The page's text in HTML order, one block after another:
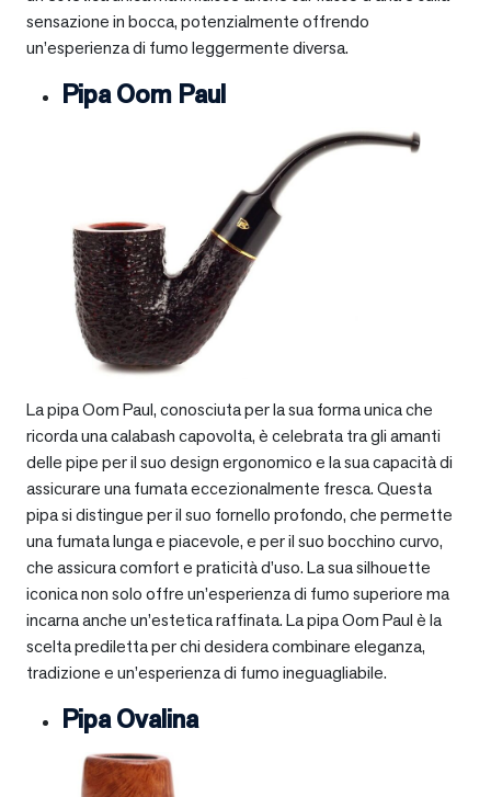
sensazione in bocca, potenzialmente offrendo
un’esperienza di fumo leggermente diversa.
Pipa Oom Paul
La pipa Oom Paul, conosciuta per la sua forma unica che
ricorda una calabash capovolta, è celebrata tra gli amanti
delle pipe per il suo design ergonomico e la sua capacità di
assicurare una fumata eccezionalmente fresca. Questa
pipa si distingue per il suo fornello profondo, che permette
una fumata lunga e piacevole, e per il suo bocchino curvo,
che assicura comfort e praticità d’uso. La sua silhouette
iconica non solo offre un’esperienza di fumo superiore ma
incarna anche un’estetica raffinata. La pipa Oom Paul è la
scelta prediletta per chi desidera combinare eleganza,
tradizione e un’esperienza di fumo ineguagliabile.
Pipa Ovalina